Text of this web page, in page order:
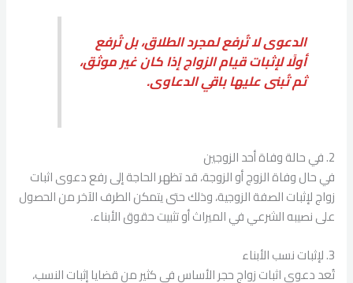
الدعوى لا تُرفع لمجرد الطلاق، بل تُرفع
أولًا لإثبات قيام الزواج إذا كان غير موثق،
ثم تُبنى عليها باقي الدعاوى.
2. في حالة وفاة أحد الزوجين
في حال وفاة الزوج أو الزوجة، قد تظهر الحاجة إلى رفع دعوى اثبات
زواج لإثبات الصفة الزوجية، وذلك حتى يتمكن الطرف الآخر من الحصول
على نصيبه الشرعي في الميراث أو تثبيت حقوق الأبناء.
3. لإثبات نسب الأبناء
تُعد دعوى اثبات زواج حجر الأساس في كثير من قضايا إثبات النسب،